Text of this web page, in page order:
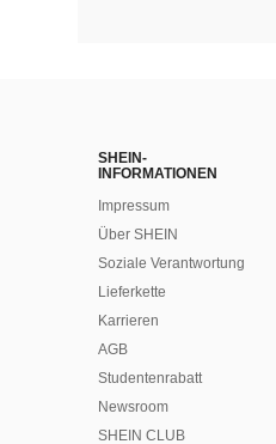
SHEIN-
INFORMATIONEN
Impressum
Über SHEIN
Soziale Verantwortung
Lieferkette
Karrieren
AGB
Studentenrabatt
Newsroom
SHEIN CLUB